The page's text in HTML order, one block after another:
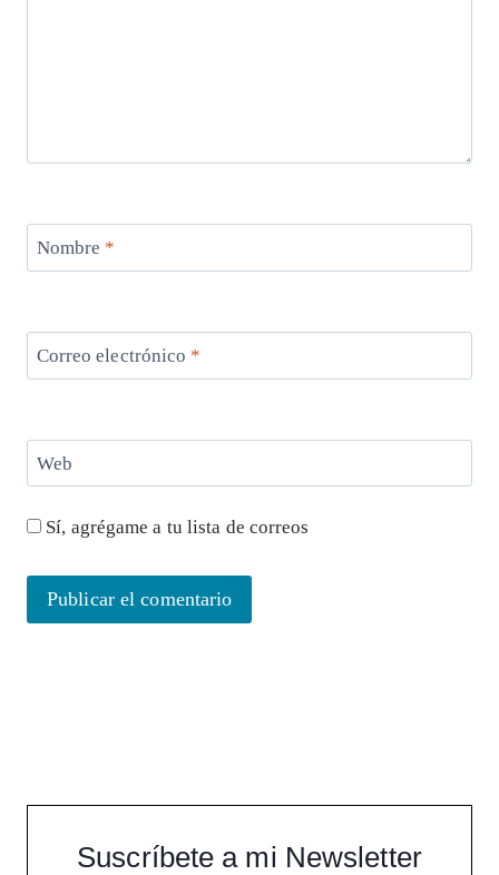
Nombre *
Correo electrónico *
Web
Sí, agrégame a tu lista de correos
Suscríbete a mi Newsletter